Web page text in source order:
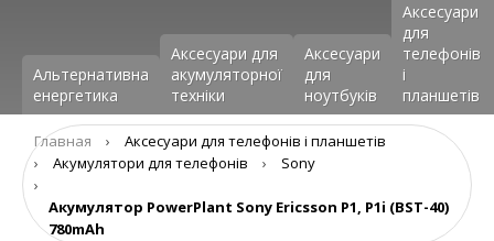
Альтернативна
енергетика
Аксесуари для
акумуляторної
техніки
Аксесуари
для
ноутбуків
Аксеcуари
для
телефонів
і
планшетів
Главная ›
Аксеcуари для телефонів і планшетів
›
Акумулятори для телефонів ›
Sony
›
Акумулятор PowerPlant Sony Ericsson P1, P1i (BST-40)
780mAh